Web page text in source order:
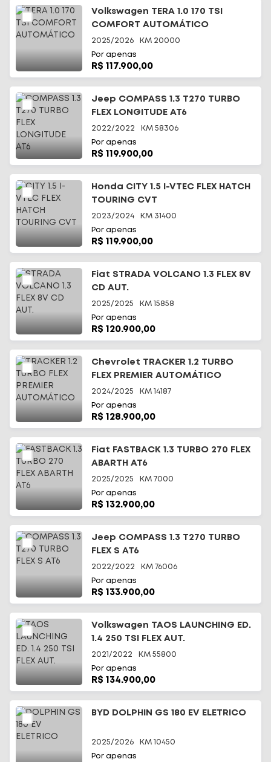
Início
Todos os carros
Telefone
(48) 99644-0085
Volkswagen TERA 1.0 170 TSI
COMFORT AUTOMÁTICO
2025/2026 KM 20000
Por apenas
R$ 117.900,00
Jeep COMPASS 1.3 T270 TURBO
FLEX LONGITUDE AT6
2022/2022 KM 58306
Por apenas
R$ 119.900,00
Honda CITY 1.5 I-VTEC FLEX HATCH
TOURING CVT
2023/2024 KM 31400
Por apenas
R$ 119.900,00
Fiat STRADA VOLCANO 1.3 FLEX 8V
CD AUT.
2025/2025 KM 15858
Por apenas
R$ 120.900,00
Chevrolet TRACKER 1.2 TURBO
FLEX PREMIER AUTOMÁTICO
2024/2025 KM 14187
Por apenas
R$ 128.900,00
Fiat FASTBACK 1.3 TURBO 270 FLEX
ABARTH AT6
2025/2025 KM 7000
Por apenas
R$ 132.900,00
Jeep COMPASS 1.3 T270 TURBO
FLEX S AT6
2022/2022 KM 76006
Por apenas
R$ 133.900,00
Volkswagen TAOS LAUNCHING ED.
1.4 250 TSI FLEX AUT.
2021/2022 KM 55800
Por apenas
R$ 134.900,00
BYD DOLPHIN GS 180 EV ELETRICO
2025/2026 KM 10450
Por apenas